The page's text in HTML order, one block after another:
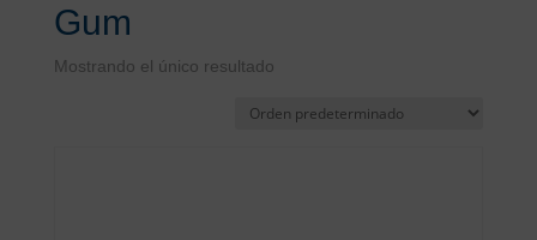
Gum
Mostrando el único resultado